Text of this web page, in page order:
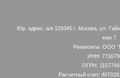
Юр. адрес: а/я 129345 г. Москва, ул.
ком 7
Реквизиты: ООО
ИНН:
ОГРН:
Расчетный счет: